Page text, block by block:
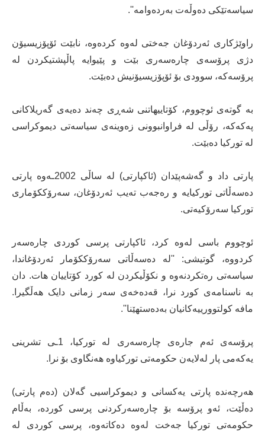
سیاسەتێکی دەوڵەت بەردەوامە''.
راوێژکاری ئەردۆغان جەختی لەوە کردەوە، نابێت ئۆپۆزیسیۆن
دژی پرۆسەی چارەسەری بێت و پێیوایە پاڵپشتیکردن لە
پرۆسەکە، سوودی بۆ ئۆپۆزیسیۆنیش دەبێت.
بە گوتەی ئوچووم، کۆتاییهاتنی شەڕی چەند دەیەی گەریلاکانی
پەکەکە، رۆڵی لە فراوانبوونی زەوینەی سیاسەتی دیموکراسی
لە تورکیا دەبێت.
پارتی داد و گەشەپێدان (ئاکپارتی) لە ساڵی 2002ـەوە پارتی
دەسەڵاتی تورکیایە و رەجەب تەیب ئەردۆغان، سەرۆککۆماری
تورکیا سەرۆکیەتی.
ئوچووم باسی لەوە کرد، ئاکپارتی پرسی کوردی چارەسەر
کردووە، گوتیشی: ''لە دەسەڵاتی سەرۆککۆمار ئەردۆغاندا،
سیاسەتی رەتکردنەوە و نکۆڵیکردن لە کورد کۆتاییان هات. دان
بە ناسنامەی کورد نرا، قەدەخەی سەر زمانی دایک هەڵگیرا.
مافە کولتوورییەکانیان بەدەستهێنا''.
پرۆسەی ئەم جارەی چارەسەری لە تورکیا، 1ـی تشرینی
یەکەمی پار لەلایەن حکومەتی تورکیاوە هەنگاوی بۆ نرا.
هەرچەندە پارتی یەکسانی و دیموکراسیی گەلان (دەم پارتی)
دەڵێت، ئەو پرۆسە بۆ چارەسەرکردنی پرسی کوردە، بەڵام
حکومەتی تورکیا جەخت لەوە دەکاتەوە، پرسی کوردی لە